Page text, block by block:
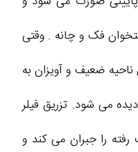
فک و چانه . وقتی
ضعیف و آویزان به
می شود. تزریق فیلر
را جبران می کند و